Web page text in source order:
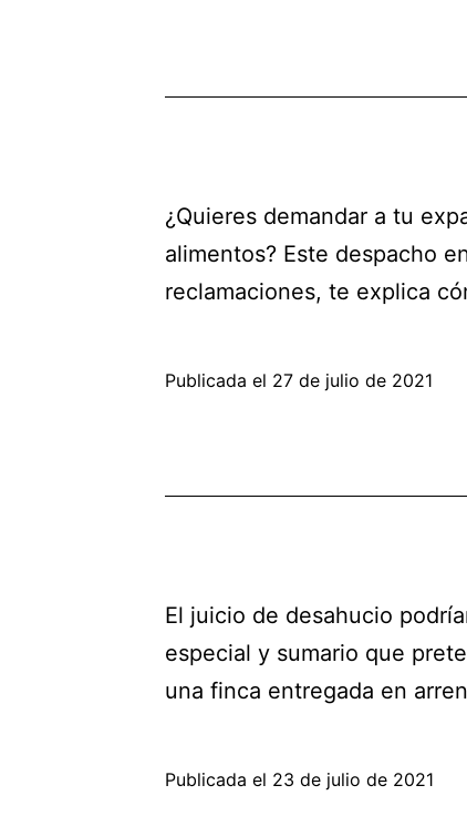
¿Quieres demandar a tu
alimentos? Este despacho
reclamaciones, te explica
Publicada el 27 de julio de 2021
El juicio de desahucio
especial y sumario que
una finca entregada en
Publicada el 23 de julio de 2021